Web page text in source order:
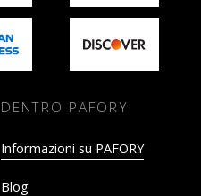
DENTRO PAFORY
Informazioni su PAFORY
Blog